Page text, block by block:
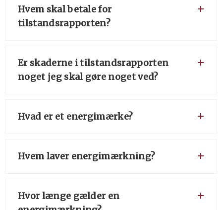
Hvem skal betale for
tilstandsrapporten?
Er skaderne i tilstandsrapporten
noget jeg skal gøre noget ved?
Hvad er et energimærke?
Hvem laver energimærkning?
Hvor længe gælder en